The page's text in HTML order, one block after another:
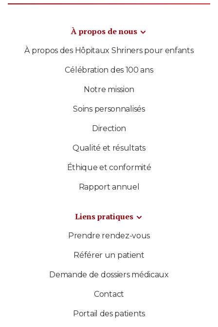
À propos de nous
À propos des Hôpitaux Shriners pour enfants
Célébration des 100 ans
Notre mission
Soins personnalisés
Direction
Qualité et résultats
Éthique et conformité
Rapport annuel
Liens pratiques
Prendre rendez-vous
Référer un patient
Demande de dossiers médicaux
Contact
Portail des patients